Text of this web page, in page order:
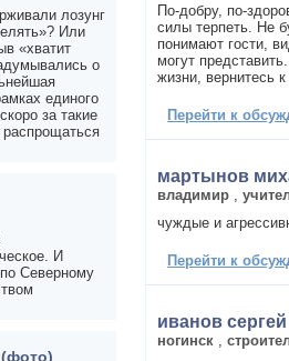
По-добру, по-
силы терпеть. Не
понимают гости,
могут
жизни, вернитесь
Перейти к
мартынов
владимир ,
чуждые и
Перейти к
иванов
ногинск ,
лозунг
Или
«хватит
о
единого
за такие
И
Северному
(фото)